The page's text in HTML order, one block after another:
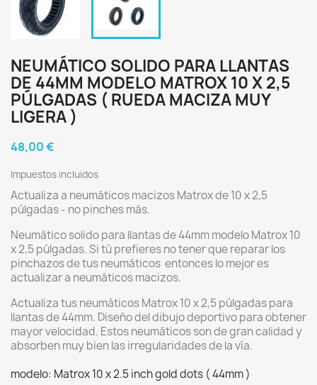
NEUMÁTICO SOLIDO PARA LLANTAS
DE 44MM MODELO MATROX 10 X 2,5
PÚLGADAS ( RUEDA MACIZA MUY
LIGERA )
48,00 €
Impuestos incluidos
Actualiza a neumáticos macizos Matrox de 10 x 2,5
púlgadas - no pinches más.
Neumático solido para llantas de 44mm modelo Matrox 10
x 2,5 púlgadas. Si tú prefieres no tener que reparar los
pinchazos de tus neumáticos entonces lo mejor es
actualizar a neumáticos macizos.
Actualiza tus neumáticos Matrox 10 x 2,5 púlgadas para
llantas de 44mm. Diseño del dibujo deportivo para obtener
mayor velocidad. Estos neumáticos son de gran calidad y
absorben muy bien las irregularidades de la vía.
modelo: Matrox 10 x 2.5 inch gold dots ( 44mm )